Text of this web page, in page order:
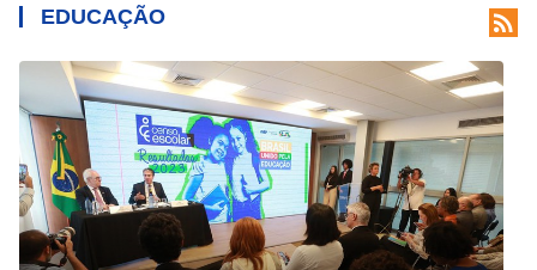
EDUCAÇÃO 